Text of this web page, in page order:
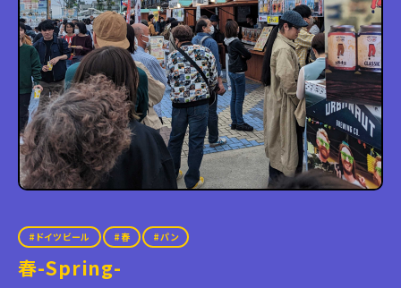
ドイツビール 春 パン
春-Spring-